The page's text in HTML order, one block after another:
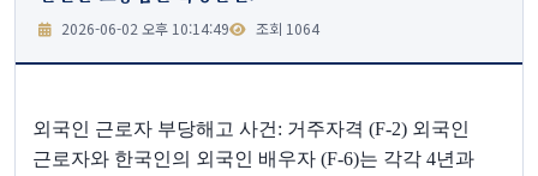
2026-06-02 오후 10:14:49 조회 1064
외국인 근로자 부당해고 사건 : 거주자격(F-2) 외국인
근로자와 한국인의 외국인 배우자(F-6)는 각각4년과